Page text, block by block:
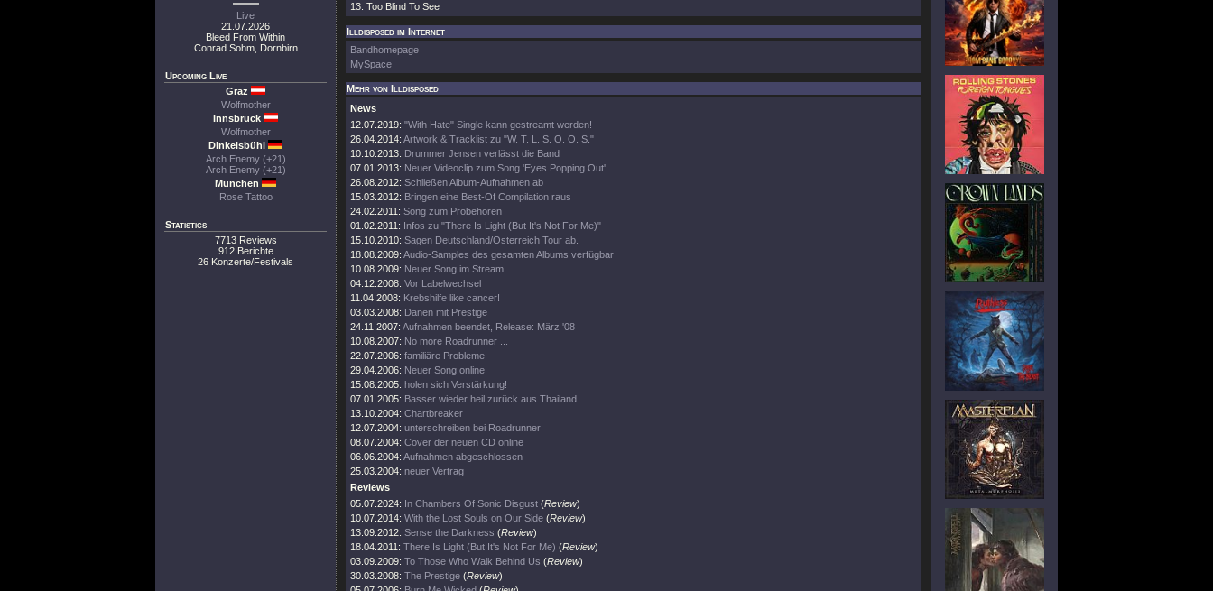
Live
21.07.2026
Bleed From Within
Conrad Sohm, Dornbirn
Upcoming Live
Graz
Wolfmother
Innsbruck
Wolfmother
Dinkelsbühl
Arch Enemy (+21)
Arch Enemy (+21)
München
Rose Tattoo
Statistics
7713 Reviews
912 Berichte
26 Konzerte/Festivals
13. Too Blind To See
Illdisposed im Internet
Bandhomepage
MySpace
Mehr von Illdisposed
News
12.07.2019: "With Hate" Single kann gestreamt werden!
26.04.2014: Artwork & Tracklist zu "W. T. L. S. O. O. S."
10.10.2013: Drummer Jensen verlässt die Band
07.01.2013: Neuer Videoclip zum Song 'Eyes Popping Out'
26.08.2012: Schließen Album-Aufnahmen ab
15.03.2012: Bringen eine Best-Of Compilation raus
24.02.2011: Song zum Probehören
01.02.2011: Infos zu "There Is Light (But It's Not For Me)"
15.10.2010: Sagen Deutschland/Österreich Tour ab.
18.08.2009: Audio-Samples des gesamten Albums verfügbar
10.08.2009: Neuer Song im Stream
04.12.2008: Vor Labelwechsel
11.04.2008: Krebshilfe like cancer!
03.03.2008: Dänen mit Prestige
24.11.2007: Aufnahmen beendet, Release: März '08
10.08.2007: No more Roadrunner ...
22.07.2006: familiäre Probleme
29.04.2006: Neuer Song online
15.08.2005: holen sich Verstärkung!
07.01.2005: Basser wieder heil zurück aus Thailand
13.10.2004: Chartbreaker
12.07.2004: unterschreiben bei Roadrunner
08.07.2004: Cover der neuen CD online
06.06.2004: Aufnahmen abgeschlossen
25.03.2004: neuer Vertrag
Reviews
05.07.2024: In Chambers Of Sonic Disgust (Review)
10.07.2014: With the Lost Souls on Our Side (Review)
13.09.2012: Sense the Darkness (Review)
18.04.2011: There Is Light (But It's Not For Me) (Review)
03.09.2009: To Those Who Walk Behind Us (Review)
30.03.2008: The Prestige (Review)